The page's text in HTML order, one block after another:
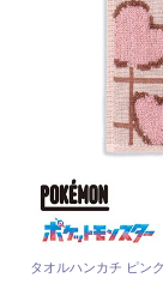
タオルハンカチ ピン